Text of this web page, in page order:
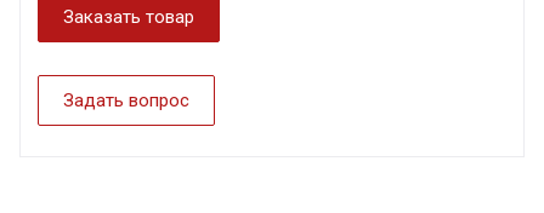
Заказать товар
Задать вопрос